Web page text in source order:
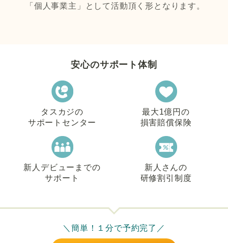
「個人事業主」として活動頂く形となります。
安心のサポート体制
タスカジの
サポートセンター
最大1億円の
損害賠償保険
新人デビューまでの
サポート
新人さんの
研修割引制度
＼簡単！１分で予約完了／